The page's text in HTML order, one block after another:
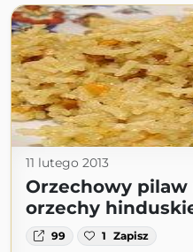
11 lutego 2013
Orzechowy pilaw
orzechy
99 1 Zapisz